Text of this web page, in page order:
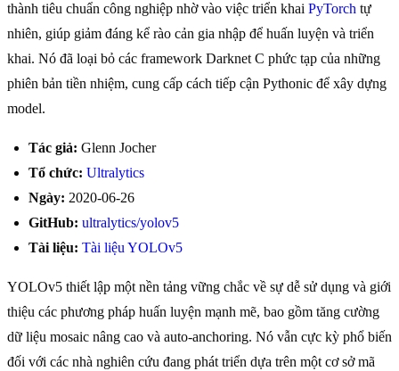
thành tiêu chuẩn công nghiệp nhờ vào việc triển khai PyTorch tự
nhiên, giúp giảm đáng kể rào cản gia nhập để huấn luyện và triển
khai. Nó đã loại bỏ các framework Darknet C phức tạp của những
phiên bản tiền nhiệm, cung cấp cách tiếp cận Pythonic để xây dựng
model.
Tác giả: Glenn Jocher
Tổ chức: Ultralytics
Ngày: 2020-06-26
GitHub: ultralytics/yolov5
Tài liệu: Tài liệu YOLOv5
YOLOv5 thiết lập một nền tảng vững chắc về sự dễ sử dụng và giới
thiệu các phương pháp huấn luyện mạnh mẽ, bao gồm tăng cường
dữ liệu mosaic nâng cao và auto-anchoring. Nó vẫn cực kỳ phổ biến
đối với các nhà nghiên cứu đang phát triển dựa trên một cơ sở mã